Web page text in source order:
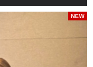
NEW